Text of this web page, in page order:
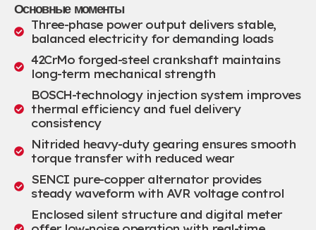
Основные моменты
Three-phase power output delivers stable,
balanced electricity for demanding loads
42CrMo forged-steel crankshaft maintains
long-term mechanical strength
BOSCH-technology injection system improves
thermal efficiency and fuel delivery
consistency
Nitrided heavy-duty gearing ensures smooth
torque transfer with reduced wear
SENCI pure-copper alternator provides
steady waveform with AVR voltage control
Enclosed silent structure and digital meter